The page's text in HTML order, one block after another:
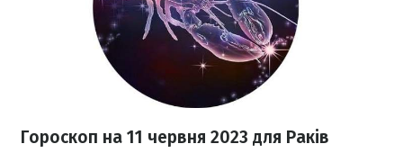
Гороскоп на 11 червня 2023 для Раків